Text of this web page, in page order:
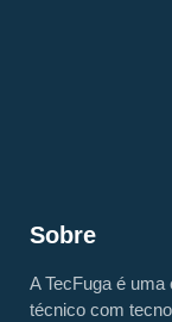
Sobre
A TecFuga é
técnico com